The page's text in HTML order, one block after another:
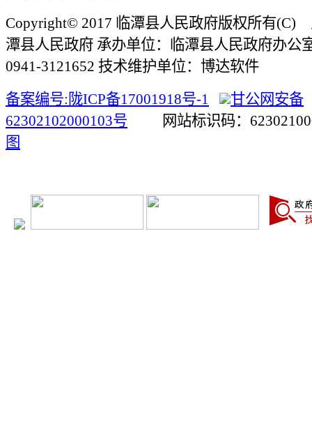
Copyright© 2017 临潭县人民政府版权所有(C)
潭县人民政府 承办单位：临潭县人民政府办
0941-3121652 技术维护单位：博达软件
备案编号:陇ICP备17001918号-1
甘公网安备
62302102000103号 网站标识码：
图